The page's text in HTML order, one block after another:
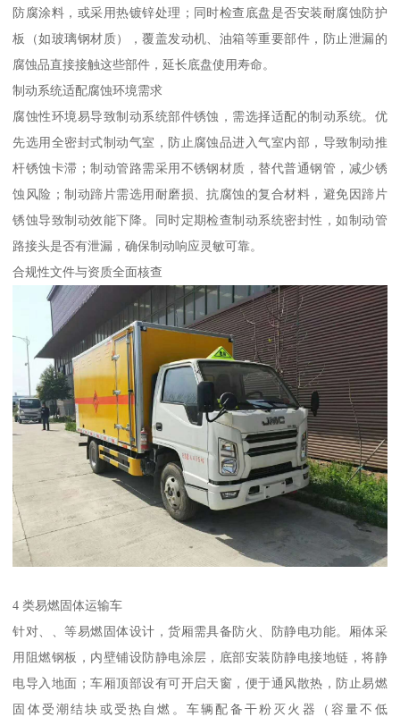
防腐涂料，或采用热镀锌处理；同时检查底盘是否安装耐腐蚀防护
板（如玻璃钢材质），覆盖发动机、油箱等重要部件，防止泄漏的
腐蚀品直接接触这些部件，延长底盘使用寿命。​
制动系统适配腐蚀环境需求​
腐蚀性环境易导致制动系统部件锈蚀，需选择适配的制动系统。优
先选用全密封式制动气室，防止腐蚀品进入气室内部，导致制动推
杆锈蚀卡滞；制动管路需采用不锈钢材质，替代普通钢管，减少锈
蚀风险；制动蹄片需选用耐磨损、抗腐蚀的复合材料，避免因蹄片
锈蚀导致制动效能下降。同时定期检查制动系统密封性，如制动管
路接头是否有泄漏，确保制动响应灵敏可靠。​
合规性文件与资质全面核查​
4 类易燃固体运输车​
针对、、等易燃固体设计，货厢需具备防火、防静电功能。厢体采
用阻燃钢板，内壁铺设防静电涂层，底部安装防静电接地链，将静
电导入地面；车厢顶部设有可开启天窗，便于通风散热，防止易燃
固体受潮结块或受热自燃。车辆配备干粉灭火器（容量不低